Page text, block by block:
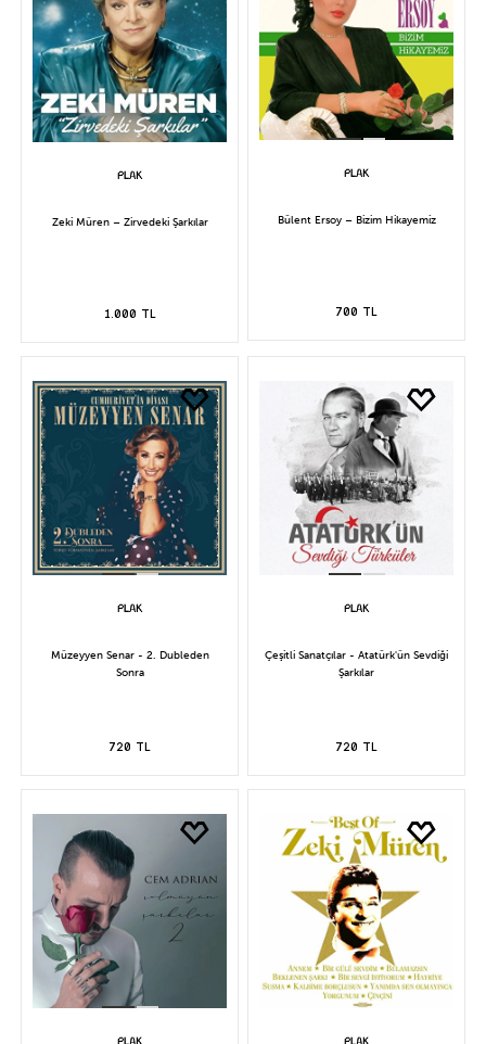
Zeki Müren – Zirvedeki Şarkılar
1.000 TL
Bülent Ersoy – Bizim Hikayemiz
700 TL
Müzeyyen Senar - 2. Dubleden
Sonra
720 TL
Çeşitli Sanatçılar - Atatürk'ün Sevdiği
Şarkılar
720 TL